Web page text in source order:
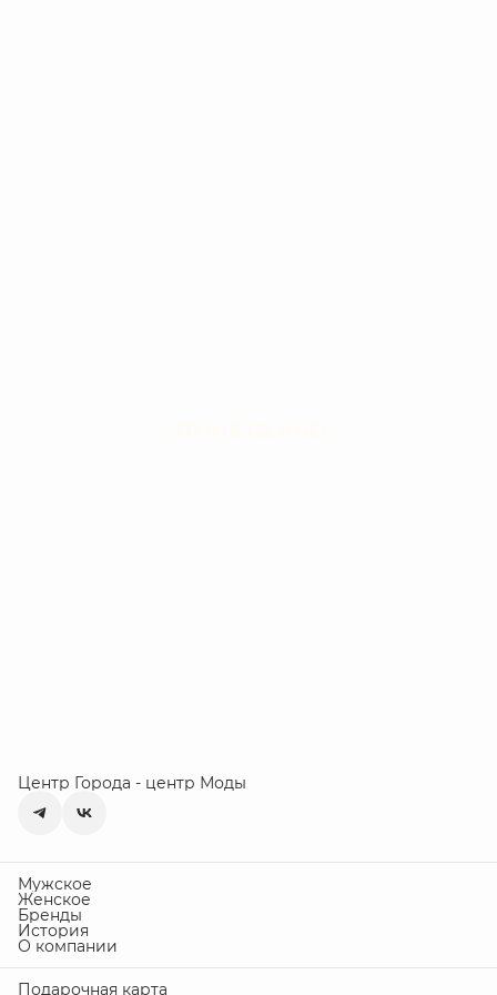
Центр Города - центр Моды
Мужское
Женское
Бренды
История
О компании
Подарочная карта